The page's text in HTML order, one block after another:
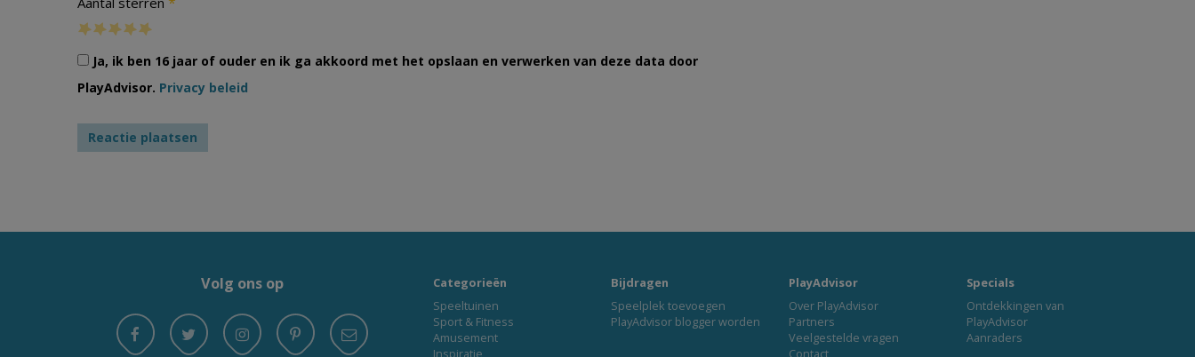
Ja, ik ben 16 jaar of ouder en ik ga akkoord met het opslaan en verwerken van deze data door
PlayAdvisor. Privacy beleid
Volg ons op
Categorieën
Speeltuinen
Sport & Fitness
Amusement
Inspiratie
Bijdragen
Speelplek toevoegen
PlayAdvisor blogger worden
PlayAdvisor
Over PlayAdvisor
Partners
Veelgestelde vragen
Contact
Specials
Ontdekkingen van
PlayAdvisor
Aanraders